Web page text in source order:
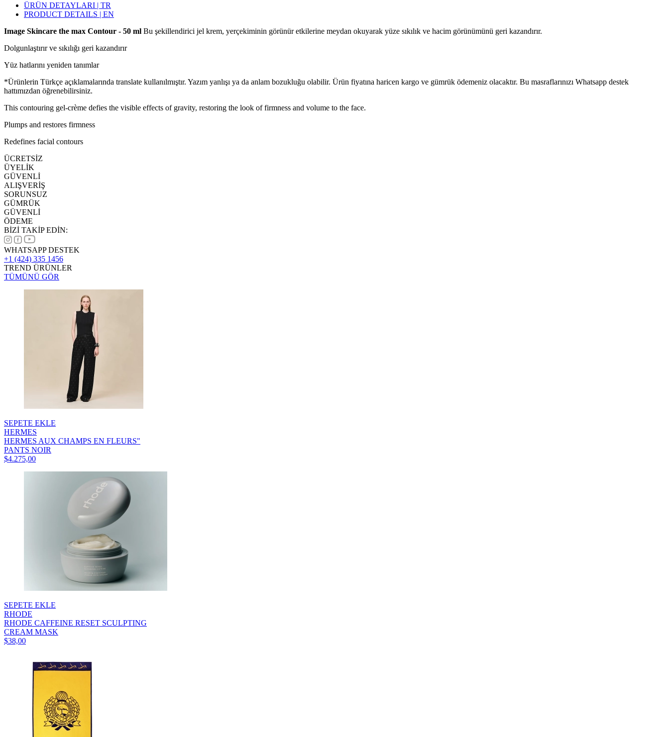
ÜRÜN DETAYLARI | TR
PRODUCT DETAILS | EN
Image Skincare the max Contour - 50 ml Bu şekillendirici jel krem, yerçekiminin görünür etkilerine meydan okuyarak yüze sıkılık ve hacim görünümünü geri kazandırır.
Dolgunlaştırır ve sıkılığı geri kazandırır
Yüz hatlarını yeniden tanımlar
*Ürünlerin Türkçe açıklamalarında translate kullanılmıştır. Yazım yanlışı ya da anlam bozukluğu olabilir. Ürün fiyatına haricen kargo ve gümrük ödemeniz olacaktır. Bu masraflarınızı Whatsapp destek
hattımızdan öğrenebilirsiniz.
This contouring gel-crème defies the visible effects of gravity, restoring the look of firmness and volume to the face.
Plumps and restores firmness
Redefines facial contours
ÜCRETSİZ
ÜYELİK
GÜVENLİ
ALIŞVERİŞ
SORUNSUZ
GÜMRÜK
GÜVENLİ
ÖDEME
BİZİ TAKİP EDİN:
WHATSAPP DESTEK
+1 (424) 335 1456
TREND ÜRÜNLER
TÜMÜNÜ GÖR
SEPETE EKLE
HERMES
HERMES AUX CHAMPS EN FLEURS"
PANTS NOIR
$4.275,00
SEPETE EKLE
RHODE
RHODE CAFFEINE RESET SCULPTING
CREAM MASK
$38,00